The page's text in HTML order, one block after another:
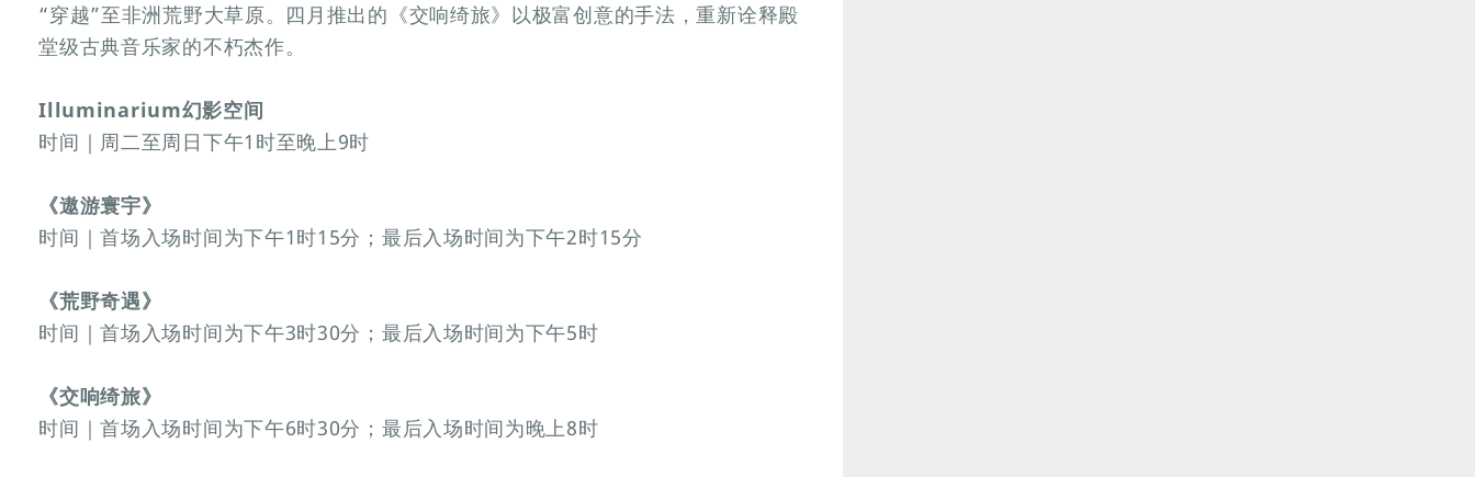
“穿越”至非洲荒野大草原。四月推出的《交响绮旅》以极富创意的手法，重新诠释殿
堂级古典音乐家的不朽杰作。
Illuminarium幻影空间
时间｜周二至周日下午1时至晚上9时
《遨游寰宇》
时间｜首场入场时间为下午1时15分；最后入场时间为下午2时15分
《荒野奇遇》
时间｜首场入场时间为下午3时30分；最后入场时间为下午5时
《交响绮旅》
时间｜首场入场时间为下午6时30分；最后入场时间为晚上8时